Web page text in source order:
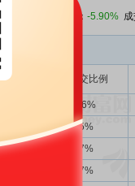
元 涨跌幅： -5.90%
) 占总成交比例
10.86%
2.15%
1.67%
1.67%